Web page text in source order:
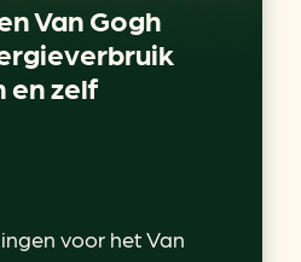
Van Gogh
en zelf
voor het Van